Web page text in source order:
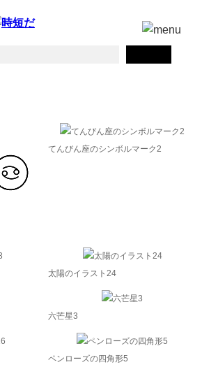
てんびん座のシンボルマーク2
太陽のイラスト24
六芒星3
ペンローズの四角形5